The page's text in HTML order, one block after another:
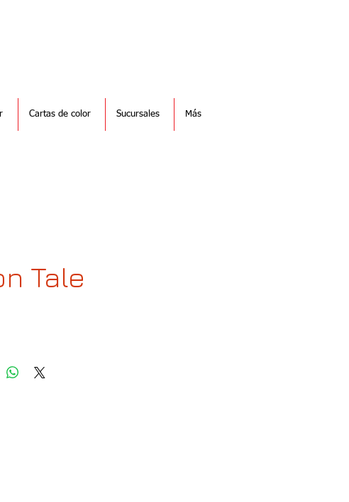
Cartas de color Sucursales Más
Tale